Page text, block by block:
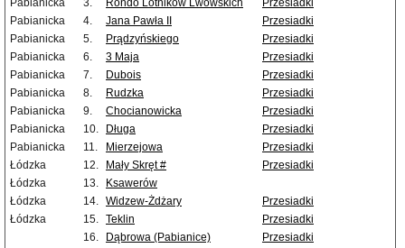
Pabianicka
3. Rondo Lotników Lwowskich
Przesiadki
Pabianicka
4. Jana Pawła II
Przesiadki
Pabianicka
5. Prądzyńskiego
Przesiadki
Pabianicka
6. 3 Maja
Przesiadki
Pabianicka
7. Dubois
Przesiadki
Pabianicka
8. Rudzka
Przesiadki
Pabianicka
9. Chocianowicka
Przesiadki
Pabianicka
10. Długa
Przesiadki
Pabianicka
11. Mierzejowa
Przesiadki
Łódzka
12. Mały Skręt #
Przesiadki
Łódzka
13.
Ksawerów
Łódzka
14. Widzew-Żdżary
Przesiadki
Łódzka
15. Teklin
Przesiadki
16.
Dąbrowa (Pabianice)
Przesiadki